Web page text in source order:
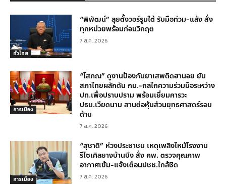
ทั่วไทย
“พิพัฒน์” ลุยตั้งวอร์รูมใต้ รับมือท่วม-แล้ง สั่ง
ทุกหน่วยพร้อมก่อนวิกฤต
7 ส.ค. 2026
การเมือง
“โสภณ” ดูงานป้องกันยาเสพติดฮานอย ยัน
สภาไทยผลักดัน กม.-กลไกความร่วมมือระหว่าง
ปท.เพื่อปราบปราม พร้อมเยี่ยมคารวะ
ปธน.เวียดนาม สานต่อหุ้นส่วนยุทธศาสตร์รอบ
ด้าน
7 ส.ค. 2026
การเมือง
“สุชาติ” ห่วงประชาชน เหตุเพลิงไหม้โรงงาน
รีไซเคิลยางบ้านบึง สั่ง คพ. ตรวจคุณภาพ
อากาศเข้ม-แจ้งเตือนปชช.ใกล้ชิด
7 ส.ค. 2026